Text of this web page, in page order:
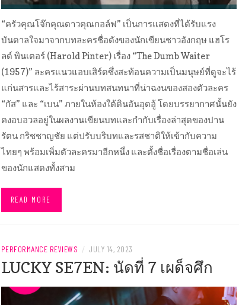
“ครัวคุณโจ๊กคุณดาวคุณกอล์ฟ” เป็นการแสดงที่ได้รับแรง
บันดาลใจมาจากบทละครชื่อดังของนักเขียนชาวอังกฤษ แฮโร
ลด์ พินเตอร์ (Harold Pinter) เรื่อง “The Dumb Waiter
(1957)” ละครแนวแอบเสิร์ดซึ่งสะท้อนความเป็นมนุษย์ที่ดูจะไร้
แก่นสารและไร้สาระผ่านบทสนทนาที่น่าฉงนของสองตัวละคร
“กัส” และ “เบน” ภายในห้องใต้ดินอันอุดอู้ โดยบรรยากาศนั้นยัง
คงอบอวลอยู่ในผลงานเขียนบทและกำกับเรื่องล่าสุดของปาน
รัตน กริชชาญชัย แต่ปรับบริบทและรสชาติให้เข้ากับความ
ไทยๆ พร้อมเพิ่มตัวละครมาอีกหนึ่ง และตั้งชื่อเรื่องตามชื่อเล่น
ของนักแสดงทั้งสาม
READ MORE
PERFORMANCE REVIEWS / JULY 14, 2023
LUCKY SE7EN: นัดที่ 7 เผด็จศึก